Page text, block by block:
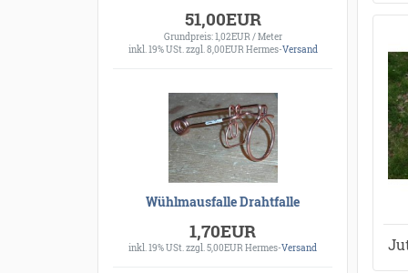
51,00EUR
Grundpreis: 1,02EUR / Meter
inkl. 19% USt.zzgl. 8,00EUR Hermes-Versand
Wühlmausfalle Drahtfalle
1,70EUR
inkl. 19% USt. zzgl. 5,00EUR Hermes-Versand